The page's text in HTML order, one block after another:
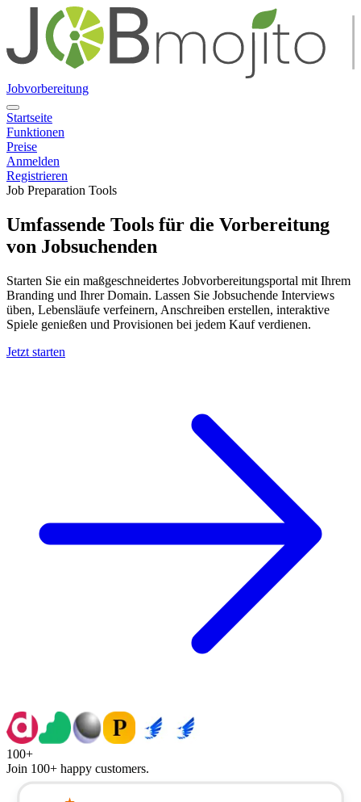
Jobvorbereitung
Startseite
Funktionen
Preise
Anmelden
Registrieren
Job Preparation Tools
Umfassende Tools für die Vorbereitung
von Jobsuchenden
Starten Sie ein maßgeschneidertes Jobvorbereitungsportal mit Ihrem
Branding und Ihrer Domain. Lassen Sie Jobsuchende Interviews
üben, Lebensläufe verfeinern, Anschreiben erstellen, interaktive
Spiele genießen und Provisionen bei jedem Kauf verdienen.
Jetzt starten
100+
Join 100+ happy customers.